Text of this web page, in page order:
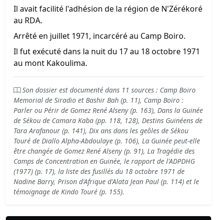
Il avait facilité l'adhésion de la région de N'Zérékoré
au RDA.
Arrêté en juillet 1971, incarcéré au Camp Boiro.
Il fut exécuté dans la nuit du 17 au 18 octobre 1971
au mont Kakoulima.
Son dossier est documenté dans 11 sources : Camp Boiro
Memorial de Siradio et Bashir Bah (p. 11), Camp Boiro :
Parler ou Périr de Gomez René Alseny (p. 163), Dans la Guinée
de Sékou de Camara Kaba (pp. 118, 128), Destins Guinéens de
Tara Arafanour (p. 141), Dix ans dans les geôles de Sékou
Touré de Diallo Alpha-Abdoulaye (p. 106), La Guinée peut-elle
être changée de Gomez René Alseny (p. 91), La Tragédie des
Camps de Concentration en Guinée, le rapport de l'ADPDHG
(1977) (p. 17), la liste des fusillés du 18 octobre 1971 de
Nadine Barry, Prison d'Afrique d'Alata Jean Paul (p. 114) et le
témoignage de Kindo Touré (p. 155).